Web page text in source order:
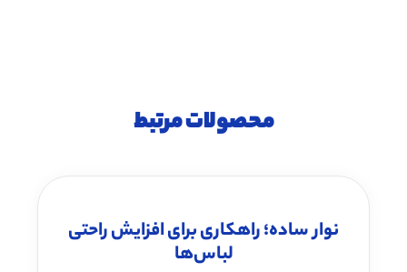
محصولات مرتبط
نوار ساده؛ راهکاری برای افزایش راحتی
لباس‌ها